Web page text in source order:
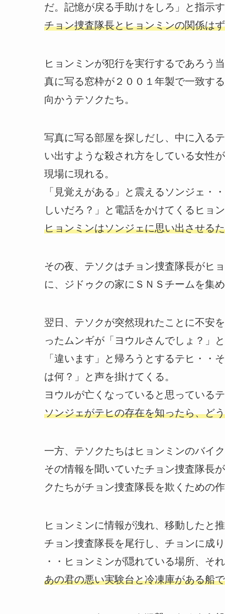
だ。記憶が戻る手助けをしろ」と指示
チョン捜査隊長とヒョンミンの関係は
ヒョンミンが犯行を実行するであろう
真に写る窓枠が２００１年製で一致す
向かうテソクたち。
写真に写る部屋を探しだし、中に入る
い出すような殺され方をしている女性
現場に現れる。
「見覚えがある」と震えるソンジェ・
しいだろ？」と電話をかけてくるヒョ
ヒョンミンはソンジェに思い出させる
その夜、テソクはチョン捜査隊長がヒ
に、ジドゥクの家にＳＮＳチームを集
翌日、テソクが突然現れたことに不安
ったムンギが「ヨウルさんでしょ？」
「違います」と帰ろうとするテヒ・・
は何？」と声を掛けてくる。
ヨウルが亡くなっていると思っている
ソンジェがテヒの存在を知ったら、ど
一方、テソクたちはヒョンミンのバイ
その情報を聞いていたチョン捜査隊長
クたちがチョン捜査隊長を欺くための
ヒョンミンに情報が洩れ、移動したと
チョン捜査隊長を尾行し、チョンに成
・・ヒョンミンが隠れている場所、そ
あの君の悪い実験台と冷凍庫がある船